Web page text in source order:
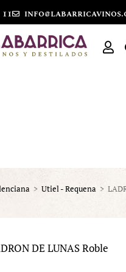
> Utiel - Requena >